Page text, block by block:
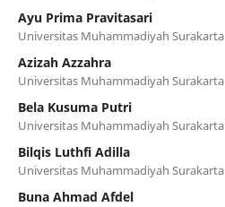
Ayu Prima Pravitasari
Universitas Muhammadiyah Surakarta
Azizah Azzahra
Universitas Muhammadiyah Surakarta
Bela Kusuma Putri
Universitas Muhammadiyah Surakarta
Bilqis Luthfi Adilla
Universitas Muhammadiyah Surakarta
Buna Ahmad Afdel